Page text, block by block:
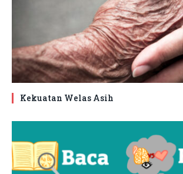
Kekuatan Welas Asih